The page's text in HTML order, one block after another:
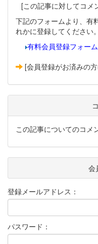
[この記事に対してコメ
下記のフォームより、有
れかに登録してください。
有料会員登録フォーム
[会員登録がお済みの
この記事についてのコメ
会
登録メールアドレス：
パスワード：